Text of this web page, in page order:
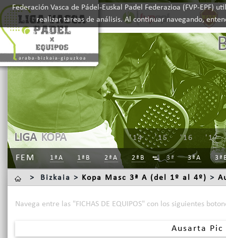
Federación Vasca de Pádel-Euskal Padel Federazioa (FVP-
realizar tareas de análisis. Al continuar navegando,
LIGA KOPA '17
'16
'15
'14
FEM 1ªA 1ªB 2ªA 2ªB  3ª 3ªA
> Bizkaia > Kopa Masc 3ª A (del 1º al 4º) >
Navega entre las "FICHAS DE EQUIPOS" con los siguientes
Ausarta Pic